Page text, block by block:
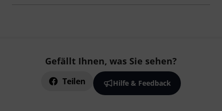
Gefällt Ihnen, was Sie sehen?
Teilen Hilfe & Feedback